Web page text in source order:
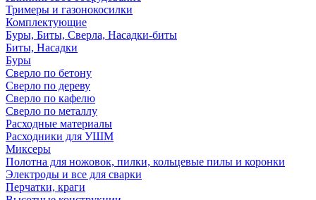
Тримеры и газонокосилки
Комплектующие
Буры, Биты, Сверла, Насадки-биты
Биты, Насадки
Буры
Сверло по бетону
Сверло по дереву
Сверло по кафелю
Сверло по металлу
Расходные материалы
Расходники для УШМ
Миксеры
Полотна для ножовок, пилки, кольцевые пилы и коронки
Электроды и все для сварки
Перчатки, краги